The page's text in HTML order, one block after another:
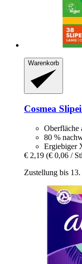
Warenkorb
Cosmea
Oberfläche
80 %
Ergiebiger
€ 2,19 (€ 0,06 /
Zustellung bis